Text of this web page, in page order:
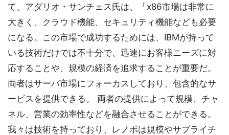
て、アダリオ・サンチェス氏は、「x86市場は非常に
大きく、クラウド機能、セキュリティ機能なども必要
になる。この市場で成功するためには、IBMが持って
いる技術だけでは不十分で、迅速にお客様ニーズに対
応することや、規模の経済を追求することが重要だ。
両者はサーバ市場にフォーカスしており、包含的なサ
ービスを提供できる。 両者の提供によって規模、チャ
ネル、営業の効率性などを融合させることができる。
我々は技術を持っており、レノボは規模やサプライチ